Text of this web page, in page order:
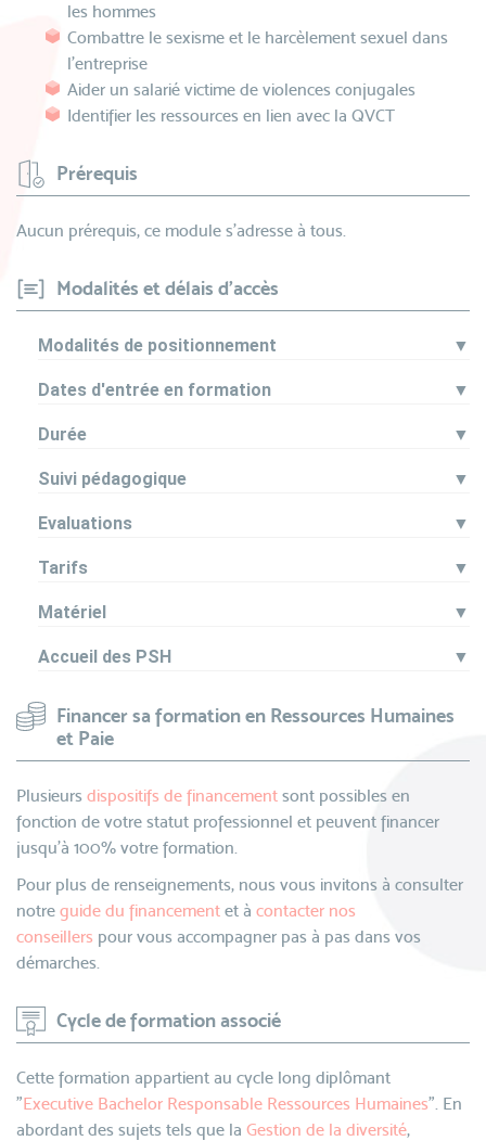
les hommes
Combattre le sexisme et le harcèlement sexuel dans
l’entreprise
Aider un salarié victime de violences conjugales
Identifier les ressources en lien avec la QVCT
Prérequis
Aucun prérequis, ce module s’adresse à tous.
Modalités et délais d'accès
Modalités de positionnement ▼
Dates d'entrée en formation ▼
Durée ▼
Suivi pédagogique ▼
Evaluations ▼
Tarifs ▼
Matériel ▼
Accueil des PSH ▼
Financer sa formation en Ressources Humaines
et Paie
Plusieurs dispositifs de financement sont possibles en
fonction de votre statut professionnel et peuvent financer
jusqu’à 100% votre formation.
Pour plus de renseignements, nous vous invitons à consulter
notre guide du financement et à contacter nos
conseillers pour vous accompagner pas à pas dans vos
démarches.
Cycle de formation associé
Cette formation appartient au cycle long diplômant
"Executive Bachelor Responsable Ressources Humaines". En
abordant des sujets tels que la Gestion de la diversité,